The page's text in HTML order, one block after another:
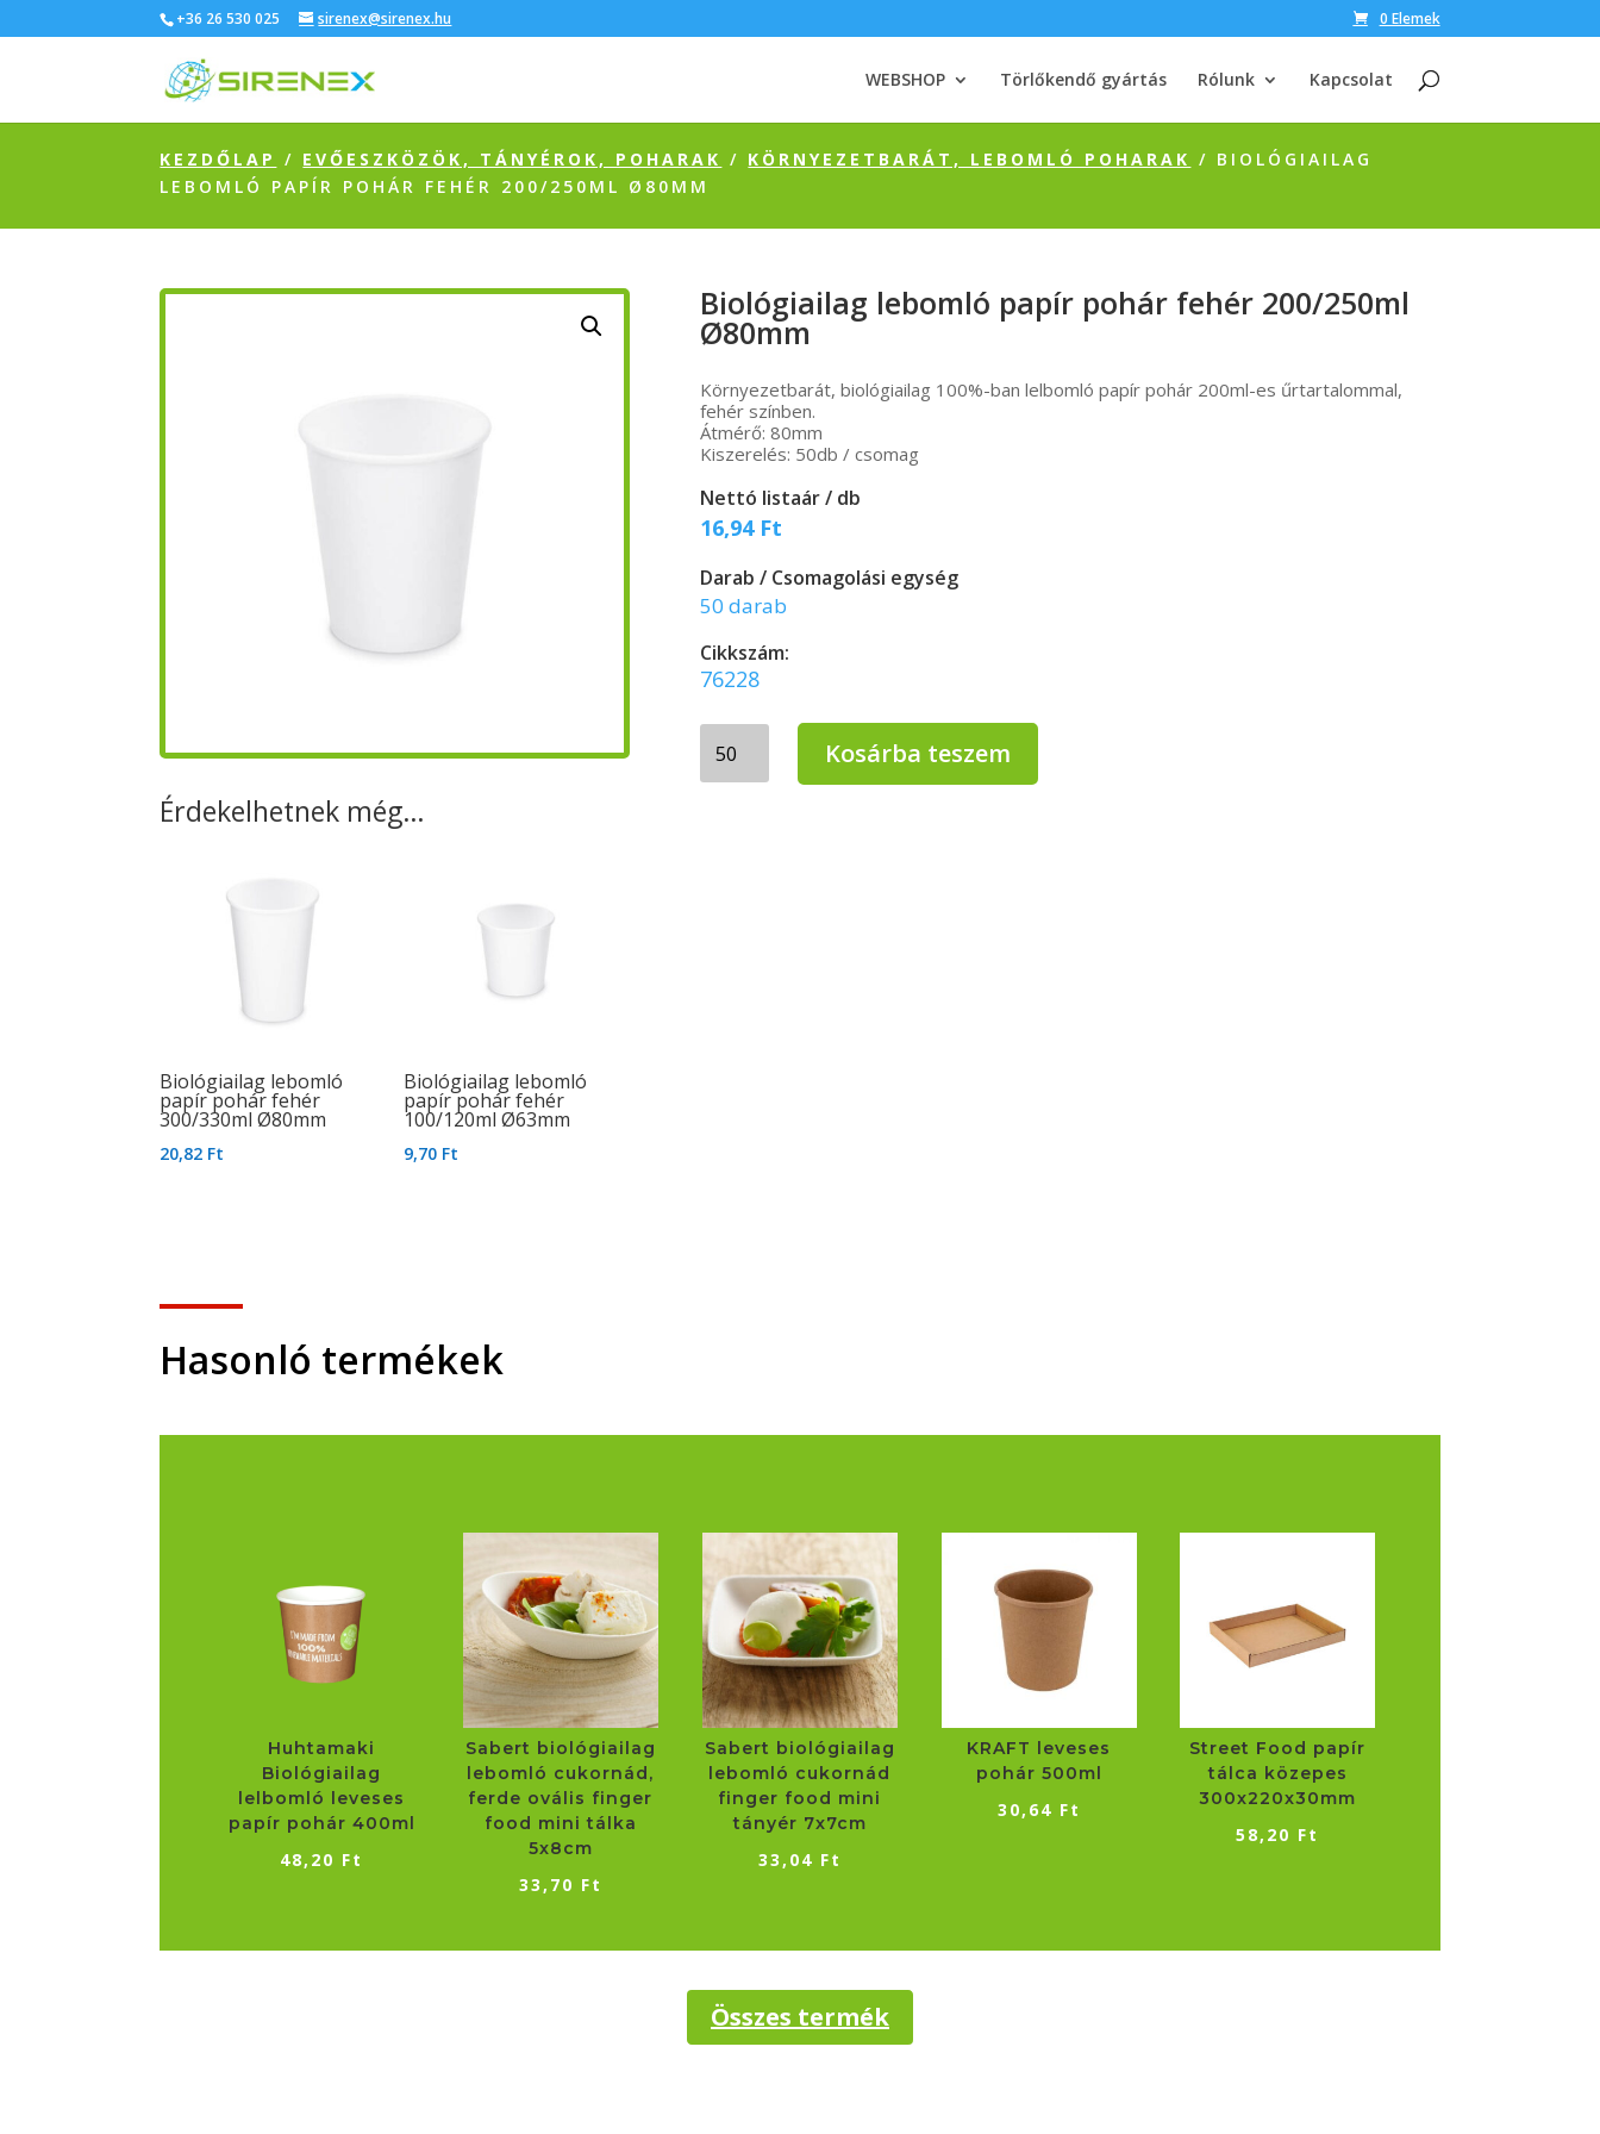
+36 26 530 025 sirenex@sirenex.hu 0 Elemek
WEBSHOP Törlőkendő gyártás Rólunk Kapcsolat
KEZDŐLAP / EVŐESZKÖZÖK, TÁNYÉROK, POHARAK / KÖRNYEZETBARÁT, LEBOMLÓ POHARAK / BIOLÓGIAILAG
LEBOMLÓ PAPÍR POHÁR FEHÉR 200/250ML Ø80MM
Érdekelhetnek még…
Biológiailag lebomló
papír pohár fehér
300/330ml Ø80mm
20,82 Ft
Biológiailag lebomló
papír pohár fehér
100/120ml Ø63mm
9,70 Ft
Biológiailag lebomló papír pohár fehér 200/250ml
Ø80mm
Környezetbarát, biológiailag 100%-ban lelbomló papír pohár 200ml-es űrtartalommal,
fehér színben.
Átmérő: 80mm
Kiszerelés: 50db / csomag
Nettó listaár / db
16,94 Ft
Darab / Csomagolási egység
50 darab
Cikkszám:
76228
Biológiailag
lebomló
papír
Kosárba teszem
Hasonló termékek
Huhtamaki
Biológiailag
lelbomló leveses
papír pohár 400ml
48,20 Ft
Sabert biológiailag
lebomló cukornád,
ferde ovális finger
food mini tálka
5x8cm
33,70 Ft
Sabert biológiailag
lebomló cukornád
finger food mini
tányér 7x7cm
33,04 Ft
KRAFT leveses
pohár 500ml
30,64 Ft
Street Food papír
tálca közepes
300x220x30mm
58,20 Ft
Összes termék